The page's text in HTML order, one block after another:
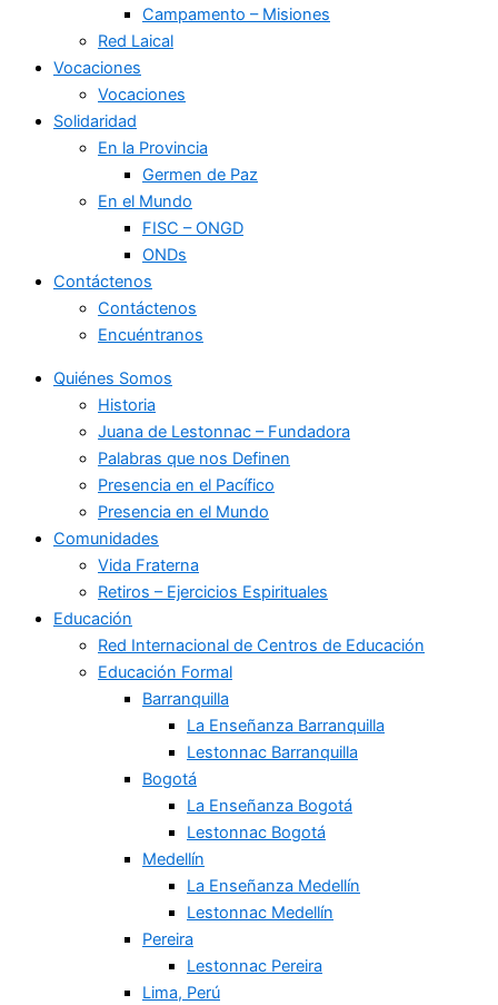
Campamento – Misiones
Red Laical
Vocaciones
Vocaciones
Solidaridad
En la Provincia
Germen de Paz
En el Mundo
FISC – ONGD
ONDs
Contáctenos
Contáctenos
Encuéntranos
Quiénes Somos
Historia
Juana de Lestonnac – Fundadora
Palabras que nos Definen
Presencia en el Pacífico
Presencia en el Mundo
Comunidades
Vida Fraterna
Retiros – Ejercicios Espirituales
Educación
Red Internacional de Centros de Educación
Educación Formal
Barranquilla
La Enseñanza Barranquilla
Lestonnac Barranquilla
Bogotá
La Enseñanza Bogotá
Lestonnac Bogotá
Medellín
La Enseñanza Medellín
Lestonnac Medellín
Pereira
Lestonnac Pereira
Lima, Perú